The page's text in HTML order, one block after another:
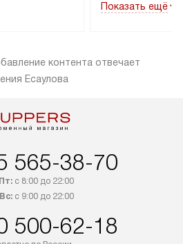
отправлен
трех дней.
ваш
в Москве.
при
подключается к
за пределы
от категории
найти на нашем
Показать ещё
контента отвечает
Есаулова
565-38-70
с 8:00 до 22:00
с 9:00 до 22:00
500-62-18